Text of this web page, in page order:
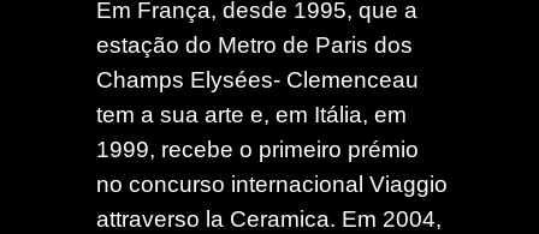
Em França, desde 1995, que a
estação do Metro de Paris dos
Champs Elysées- Clemenceau
tem a sua arte e, em Itália, em
1999, recebe o primeiro prémio
no concurso internacional Viaggio
attraverso la Ceramica. Em 2004,